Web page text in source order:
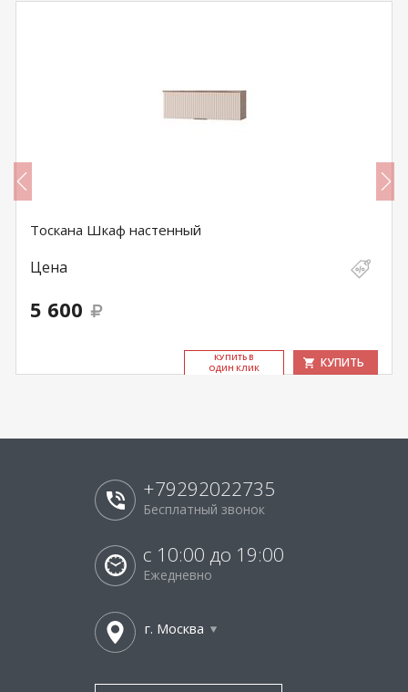
Тоскана Шкаф настенный
Цена
5 600
КУ­ПИТЬ В
ОДИН КЛИК
КУПИТЬ
+79292022735
Бесплатный звонок
с 10:00 до 19:00
Ежедневно
г. Москва